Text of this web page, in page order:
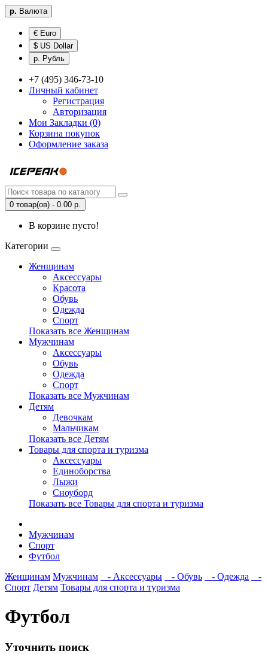
р. Валюта
€ Euro
$ US Dollar
р. Рубль
+7 (495) 346-73-10
Личный кабинет
Регистрация
Авторизация
Мои Закладки (0)
Корзина покупок
Оформление заказа
0 товар(ов) - 0.00 р.
В корзине пусто!
Категории
Женщинам
Аксессуары
Красота
Обувь
Одежда
Спорт
Показать все Женщинам
Мужчинам
Аксессуары
Обувь
Одежда
Спорт
Показать все Мужчинам
Детям
Девочкам
Мальчикам
Показать все Детям
Товары для спорта и туризма
Аксессуары
Единоборства
Лыжи
Сноуборд
Показать все Товары для спорта и туризма
Мужчинам
Спорт
Футбол
Женщинам Мужчинам - Аксессуары - Обувь - Одежда
-
Спорт Детям Товары для спорта и туризма
Футбол
Уточнить поиск